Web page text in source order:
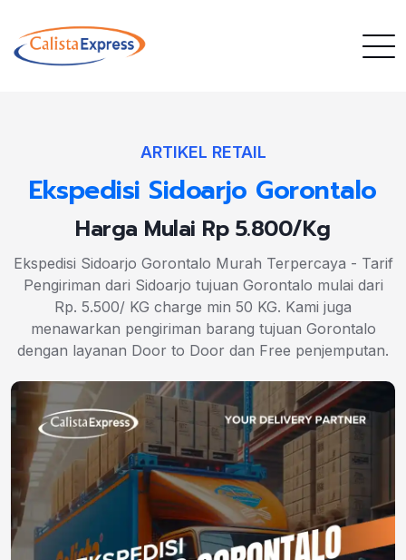
ARTIKEL RETAIL
Ekspedisi Sidoarjo Gorontalo
Harga Mulai Rp 5.800/Kg
Ekspedisi Sidoarjo Gorontalo Murah Terpercaya - Tarif
Pengiriman dari Sidoarjo tujuan Gorontalo mulai dari
Rp. 5.500/ KG charge min 50 KG. Kami juga
menawarkan pengiriman barang tujuan Gorontalo
dengan layanan Door to Door dan Free penjemputan.